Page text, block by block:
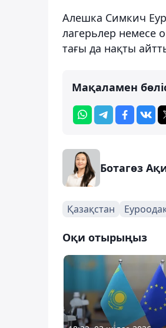
Алешка Симкич
лагерьлер немесе
тағы да нақты
Мақаламен
Ботагөз
Қазақстан
Оқи отырыңыз